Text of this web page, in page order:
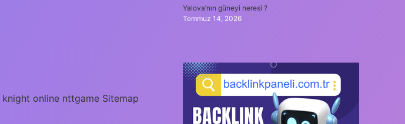
knight online nttgame Sitemap
Yalova’nın güneyi neresi ?
Temmuz 14, 2026